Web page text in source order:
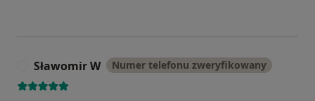
Sławomir W Numer telefonu zweryfikowany